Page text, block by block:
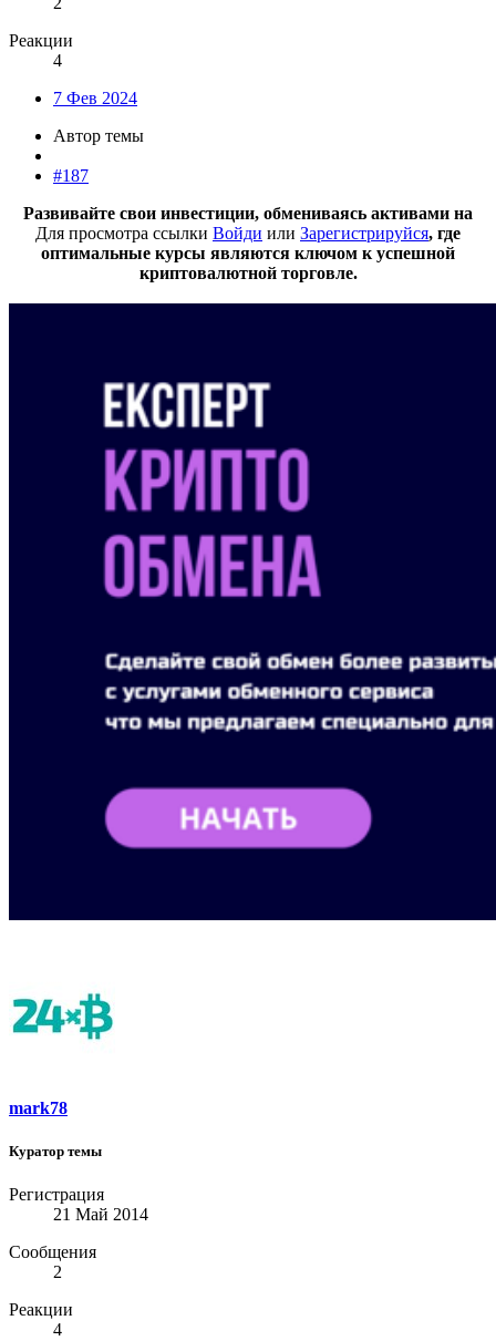
Реакции
4
7 Фев 2024
Автор темы
#187
Развивайте свои инвестиции, обмениваясь активами на
Для просмотра ссылки Войди или Зарегистрируйся, где
оптимальные курсы являются ключом к успешной
криптовалютной торговле.
mark78
Куратор темы
Регистрация
21 Май 2014
Сообщения
2
Реакции
4